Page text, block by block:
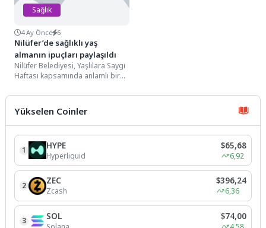
Sağlık
4 Ay Önce 6
Nilüfer’de sağlıklı yaş
almanın ipuçları paylaşıldı
Nilüfer Belediyesi, Yaşlılara Saygı
Haftası kapsamında anlamlı bir
Yaş Alma’...
Yükselen Coinler
1 HYPE
Hyperliquid
$65,68
6,92
2 ZEC
Zcash
$396,24
6,36
3 SOL $74,00